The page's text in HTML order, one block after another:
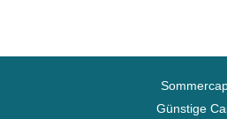
Günstige